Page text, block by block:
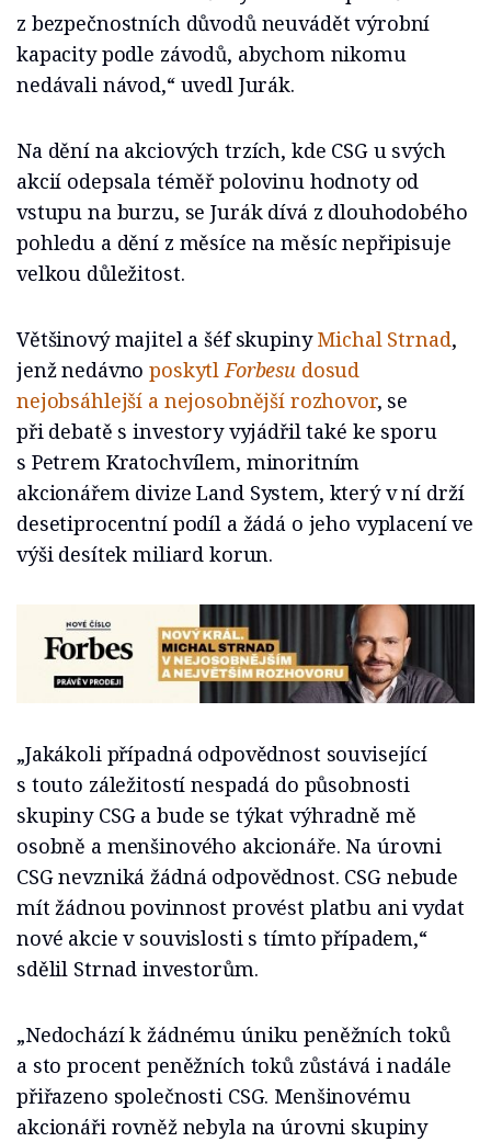
z bezpečnostních důvodů neuvádět výrobní
kapacity podle závodů, abychom nikomu
nedávali návod,“ uvedl Jurák.
Na dění na akciových trzích, kde CSG u svých
akcií odepsala téměř polovinu hodnoty od
vstupu na burzu, se Jurák dívá z dlouhodobého
pohledu a dění z měsíce na měsíc nepřipisuje
velkou důležitost.
Většinový majitel a šéf skupinyMichal Strnad,
jenž nedávnoposkytlForbesu dosud
nejobsáhlejší a nejosobnější rozhovor, se
při debatě s investory vyjádřil také ke sporu
s Petrem Kratochvílem, minoritním
akcionářem divize Land System, který v ní drží
desetiprocentní podíl a žádá o jeho vyplacení ve
výši desítek miliard korun.
„Jakákoli případná odpovědnost související
s touto záležitostí nespadá do působnosti
skupiny CSG a bude se týkat výhradně mě
osobně a menšinového akcionáře. Na úrovni
CSG nevzniká žádná odpovědnost. CSG nebude
mít žádnou povinnost provést platbu ani vydat
nové akcie v souvislosti s tímto případem,“
sdělil Strnad investorům.
„Nedochází k žádnému úniku peněžních toků
a sto procent peněžních toků zůstává i nadále
přiřazeno společnosti CSG. Menšinovému
akcionáři rovněž nebyla na úrovni skupiny